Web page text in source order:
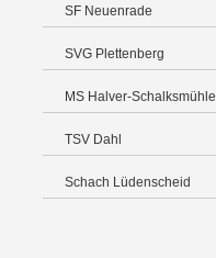
SF Neuenrade
SVG Plettenberg
MS Halver-Schalksmühle
TSV Dahl
Schach Lüdenscheid